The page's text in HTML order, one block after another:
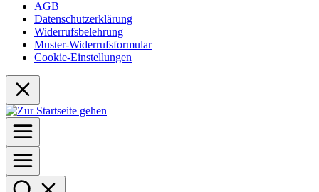
AGB
Datenschutzerklärung
Widerrufsbelehrung
Muster-Widerrufsformular
Cookie-Einstellungen